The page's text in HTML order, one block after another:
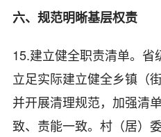
六、规范明晰基层权责
15.建立健全职责清单。
立足实际建立健全乡镇（
并开展清理规范，加强清
致、责能一致。村（居）